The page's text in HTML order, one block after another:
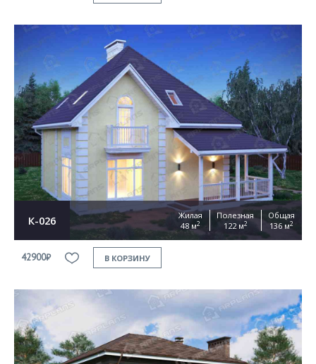
К-026
Жилая
48 м2
Полезная
122 м2
Общая
136 м2
42900₽ В КОРЗИНУ